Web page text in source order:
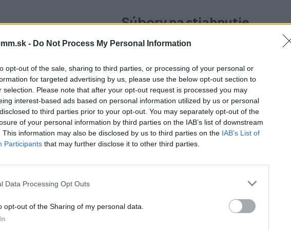
- Do Not Process My Personal Information
opt-out of the sale, sharing to third parties, or processing of your personal or
for targeted advertising by us, please use the below opt-out section to
selection. Please note that after your opt-out request is processed you may
interest-based ads based on personal information utilized by us or personal
to third parties prior to your opt-out. You may separately opt-out of the
of your personal information by third parties on the IAB’s list of downstream
This information may also be disclosed by us to third parties on the IAB’s List of
Participants that may further disclose it to other third parties.
Data Processing Opt Outs
opt-out of the Sharing of my personal data.
Súbory na stiahnutie
si vybrať tento produkt?
s dotlmením (Hettich) pre montáž na pravú stenu